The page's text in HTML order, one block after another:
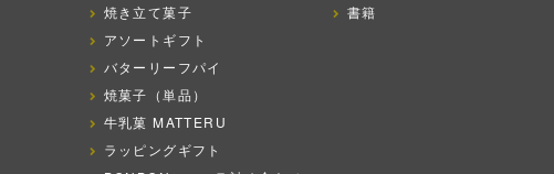
焼き立て菓子
アソートギフト
バターリーフパイ
焼菓子（単品）
牛乳菓 MATTERU
ラッピングギフト
書籍